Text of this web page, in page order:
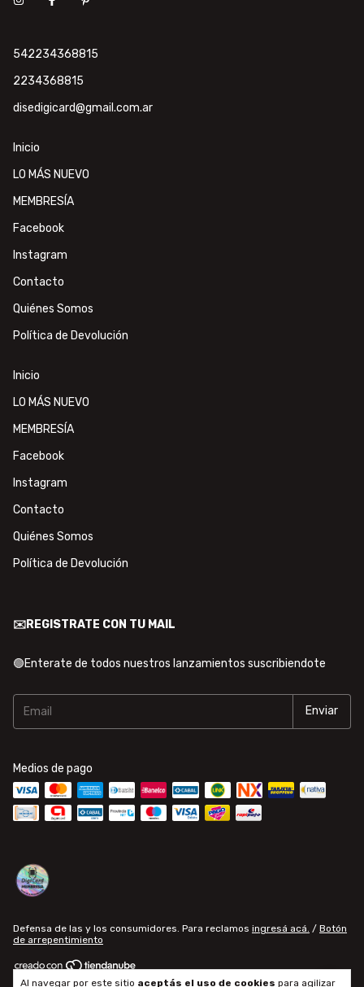
Al navegar por este sitio aceptás el uso de cookies para agilizar
542234368815
2234368815
disedigicard@gmail.com.ar
Inicio
LO MÁS NUEVO
MEMBRESÍA
Facebook
Instagram
Contacto
Quiénes Somos
Política de Devolución
Inicio
LO MÁS NUEVO
MEMBRESÍA
Facebook
Instagram
Contacto
Quiénes Somos
Política de Devolución
✉️REGISTRATE CON TU MAIL
🟢Enterate de todos nuestros lanzamientos suscribiendote
Medios de pago
Defensa de las y los consumidores. Para reclamos ingresá acá. / Botón
de arrepentimiento
Copyright Diseños DigiCard - 2026. Todos los derechos reservados.